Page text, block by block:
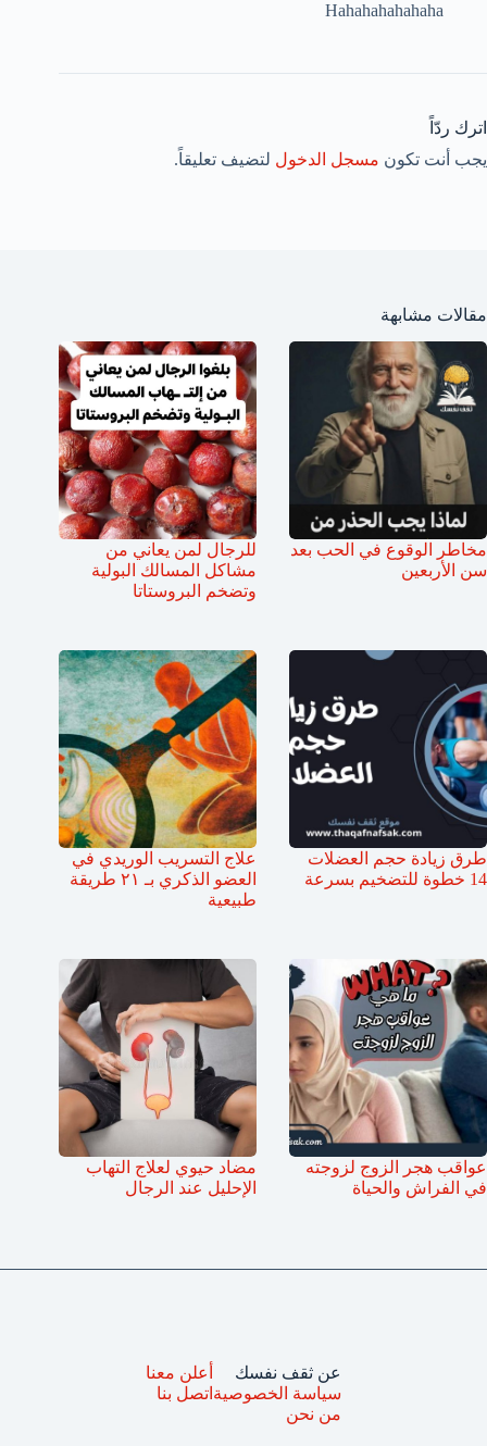
Hahahahahahaha
اترك ردّاً
يجب أنت تكون مسجل الدخول لتضيف تعليقاً.
مقالات مشابهة
مخاطر الوقوع في الحب بعد
سن الأربعين
للرجال لمن يعاني من
مشاكل المسالك البولية
وتضخم البروستاتا
طرق زيادة حجم العضلات
14 خطوة للتضخيم بسرعة
علاج التسريب الوريدي في
العضو الذكري بـ ٢١ طريقة
طبيعية
عواقب هجر الزوج لزوجته
في الفراش والحياة
مضاد حيوي لعلاج التهاب
الإحليل عند الرجال
عن ثقف نفسك
سياسة الخصوصية
من نحن
أعلن معنا
اتصل بنا